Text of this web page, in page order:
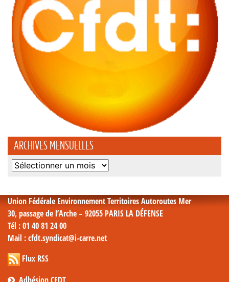
ARCHIVES MENSUELLES
Archives
Union Fédérale Environnement Territoires Autoroutes Mer
30, passage de l’Arche – 92055 PARIS LA DÉFENSE
Tél : 01 40 81 24 00
Mail : cfdt.syndicat@i-carre.net
Flux RSS